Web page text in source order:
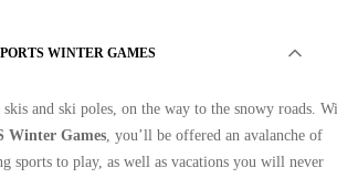
WINTER GAMES
and ski poles, on the way to the snowy roads.
Winter Games , you’ll be offered an avalanche of
sports to play, as well as vacations you will never